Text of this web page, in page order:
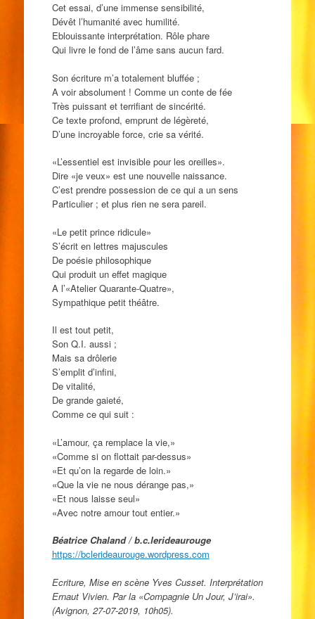
Cet essai, d’une immense sensibilité,
Dévêt l’humanité avec humilité.
Eblouissante interprétation. Rôle phare
Qui livre le fond de l’âme sans aucun fard.
Son écriture m’a totalement bluffée ;
A voir absolument ! Comme un conte de fée
Très puissant et terrifiant de sincérité.
Ce texte profond, emprunt de légèreté,
D’une incroyable force, crie sa vérité.
«L’essentiel est invisible pour les oreilles».
Dire «je veux» est une nouvelle naissance.
C’est prendre possession de ce qui a un sens
Particulier ; et plus rien ne sera pareil.
«Le petit prince ridicule»
S’écrit en lettres majuscules
De poésie philosophique
Qui produit un effet magique
A l’«Atelier Quarante-Quatre»,
Sympathique petit théâtre.
Il est tout petit,
Son Q.I. aussi ;
Mais sa drôlerie
S’emplit d’infini,
De vitalité,
De grande gaieté,
Comme ce qui suit :
«L’amour, ça remplace la vie,»
«Comme si on flottait par-dessus»
«Et qu’on la regarde de loin.»
«Que la vie ne nous dérange pas,»
«Et nous laisse seul»
«Avec notre amour tout entier.»
Béatrice Chaland / b.c.lerideaurouge
https://bclerideaurouge.wordpress.com
Ecriture, Mise en scène Yves Cusset. Interprétation
Ernaut Vivien. Par la «Compagnie Un Jour, J’irai».
(Avignon, 27-07-2019, 10h05).